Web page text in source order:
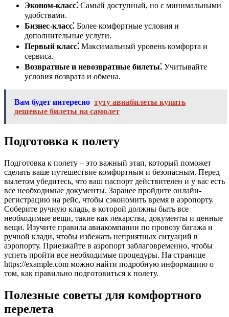
Эконом-класс⁚ Самый доступный, но с минимальными
удобствами.
Бизнес-класс⁚ Более комфортные условия и
дополнительные услуги.
Первый класс⁚ Максимальный уровень комфорта и
сервиса.
Возвратные и невозвратные билеты⁚ Учитывайте
условия возврата и обмена.
Вам будет интересно туту авиабилеты купить
дешевые билеты на самолет
Подготовка к полету
Подготовка к полету – это важный этап, который поможет
сделать ваше путешествие комфортным и безопасным. Перед
вылетом убедитесь, что ваш паспорт действителен и у вас есть
все необходимые документы. Заранее пройдите онлайн-
регистрацию на рейс, чтобы сэкономить время в аэропорту.
Соберите ручную кладь, в которой должны быть все
необходимые вещи, такие как лекарства, документы и ценные
вещи. Изучите правила авиакомпании по провозу багажа и
ручной клади, чтобы избежать неприятных ситуаций в
аэропорту. Приезжайте в аэропорт заблаговременно, чтобы
успеть пройти все необходимые процедуры. На странице
https://example.com можно найти подробную информацию о
том, как правильно подготовиться к полету.
Полезные советы для комфортного
перелета